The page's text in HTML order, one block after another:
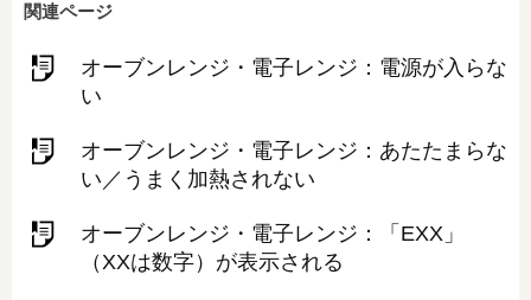
関連ページ
オーブンレンジ・電子レンジ：電源が入らな
い
オーブンレンジ・電子レンジ：あたたまらな
い／うまく加熱されない
オーブンレンジ・電子レンジ：「EXX」
（XXは数字）が表示される